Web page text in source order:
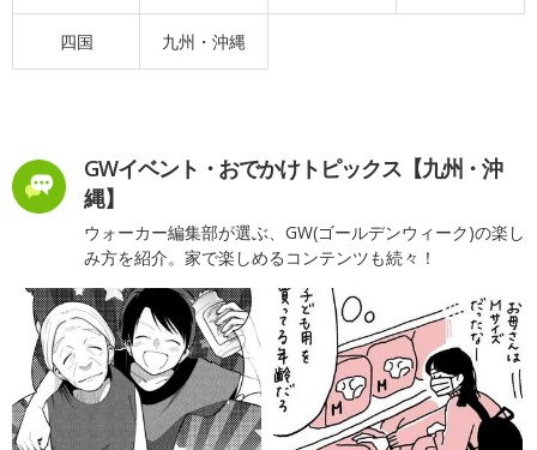
四国 九州・沖縄
GWイベント・おでかけトピックス【九州・沖
縄】
ウォーカー編集部が選ぶ、GW(ゴールデンウィーク)の楽し
み方を紹介。家で楽しめるコンテンツも続々！